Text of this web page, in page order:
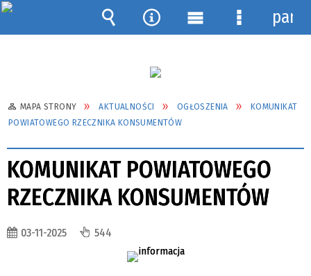
MAPA STRONY AKTUALNOŚCI OGŁOSZENIA
KOMUNIKAT
POWIATOWEGO RZECZNIKA KONSUMENTÓW
KOMUNIKAT POWIATOWEGO
RZECZNIKA KONSUMENTÓW
03-11-2025 544
Wyszukiwarka
Narzędzia
Menu Menu
panel